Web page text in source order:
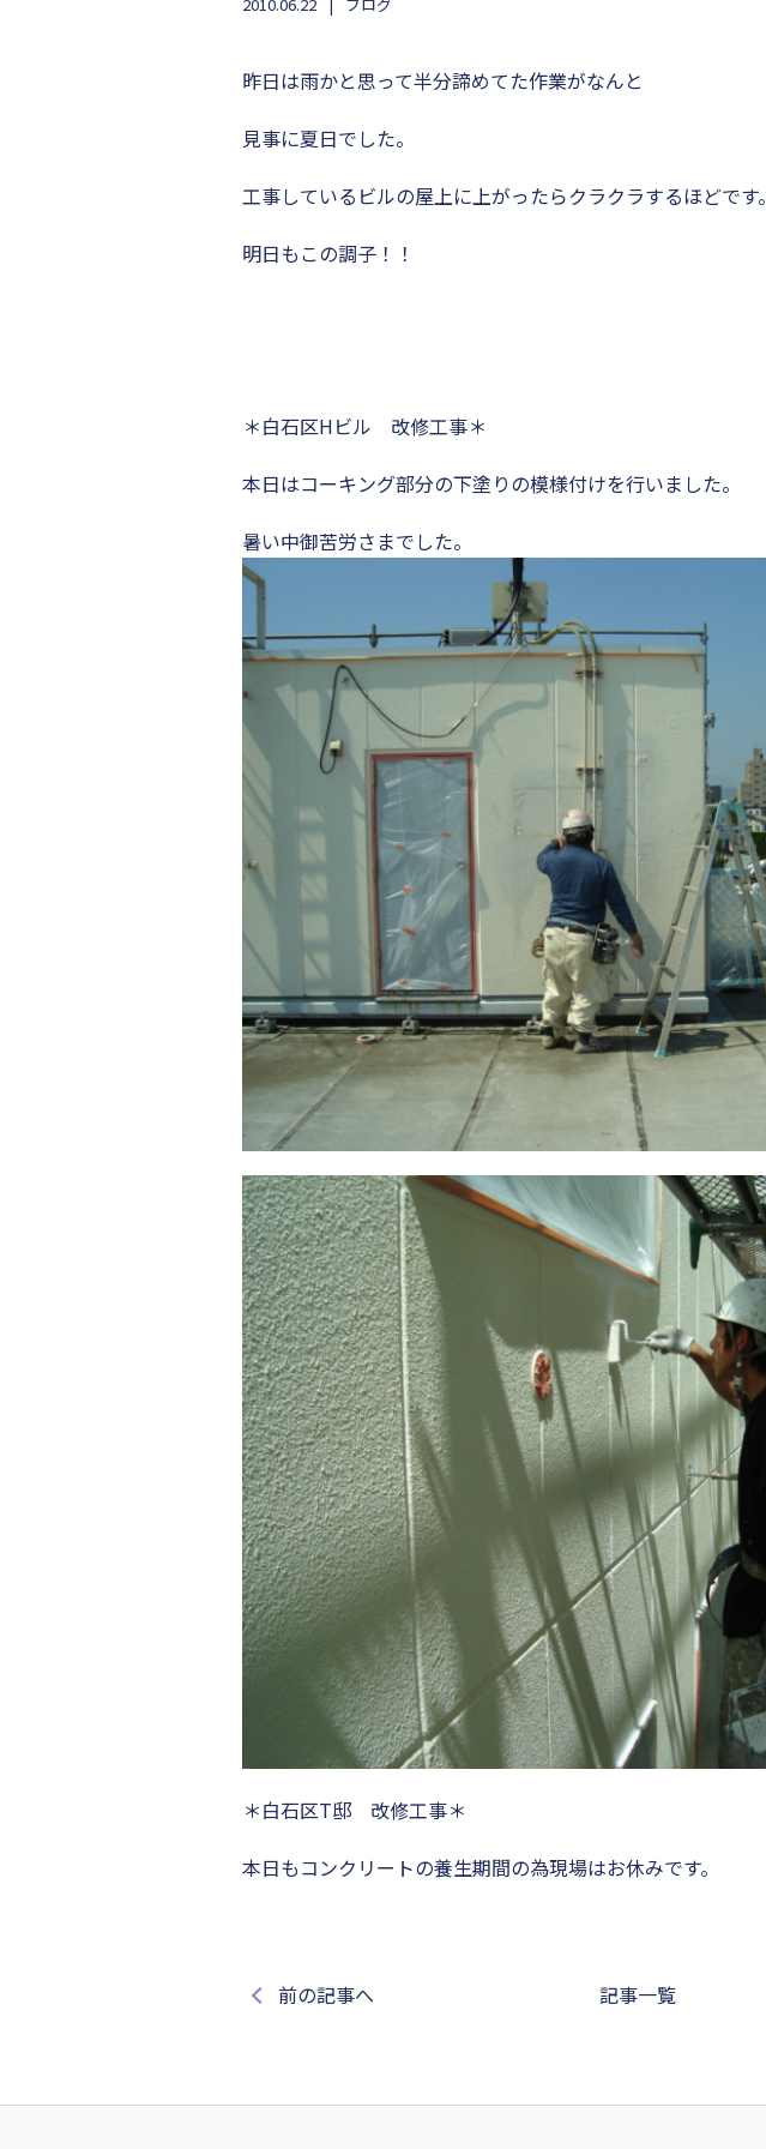
昨日は雨かと思って半分諦めてた作業がなんと
見事に夏日でした。
工事しているビルの屋上に上がったらクラクラするほどです。
明日もこの調子！！
＊白石区Hビル 改修工事＊
本日はコーキング部分の下塗りの模様付けを行いました。
暑い中御苦労さまでした。
＊白石区T邸 改修工事＊
本日もコンクリートの養生期間の為現場はお休みです。
前の記事へ 記事一覧